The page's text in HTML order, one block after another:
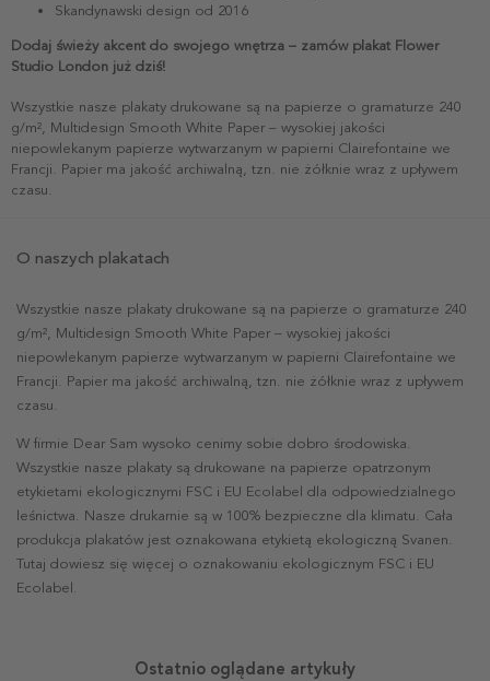
Skandynawski design od 2016
Dodaj świeży akcent do swojego wnętrza – zamów plakat Flower
Studio London już dziś!
Wszystkie nasze plakaty drukowane są na papierze o gramaturze 240
g/m², Multidesign Smooth White Paper – wysokiej jakości
niepowlekanym papierze wytwarzanym w papierni Clairefontaine we
Francji. Papier ma jakość archiwalną, tzn. nie żółknie wraz z upływem
czasu.
O naszych plakatach
Wszystkie nasze plakaty drukowane są na papierze o gramaturze 240
g/m², Multidesign Smooth White Paper – wysokiej jakości
niepowlekanym papierze wytwarzanym w papierni Clairefontaine we
Francji. Papier ma jakość archiwalną, tzn. nie żółknie wraz z upływem
czasu.
W firmie Dear Sam wysoko cenimy sobie dobro środowiska.
Wszystkie nasze plakaty są drukowane na papierze opatrzonym
etykietami ekologicznymi FSC i EU Ecolabel dla odpowiedzialnego
leśnictwa. Nasze drukarnie są w 100% bezpieczne dla klimatu. Cała
produkcja plakatów jest oznakowana etykietą ekologiczną Svanen.
Tutaj dowiesz się więcej o oznakowaniu ekologicznym FSC i EU
Ecolabel.
Ostatnio oglądane artykuły